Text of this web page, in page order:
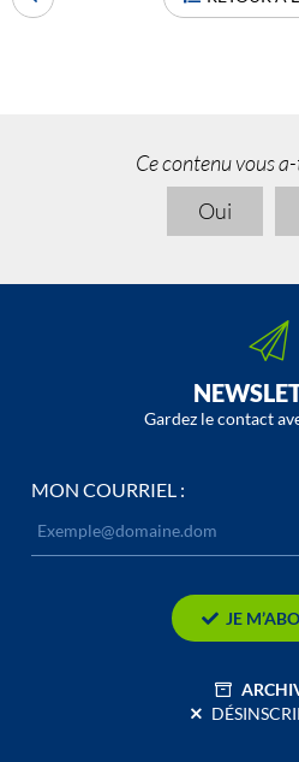
Ce contenu vous
Oui
Gardez le contact
MON COURRIEL :
JE